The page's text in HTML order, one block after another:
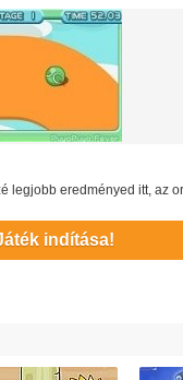
legjobb eredményed itt, az
indítása!